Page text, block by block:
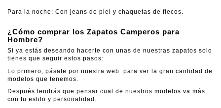
Para la noche: Con jeans de piel y chaquetas de flecos.
¿Cómo comprar los Zapatos Camperos para
Hombre?
Si ya estás deseando hacerte con unas de nuestras zapatos solo
tienes que seguir estos pasos:
Lo primero, pásate por nuestra web para ver la gran cantidad de
modelos que tenemos.
Después tendrás que pensar cual de nuestros modelos va más
con tu estilo y personalidad.